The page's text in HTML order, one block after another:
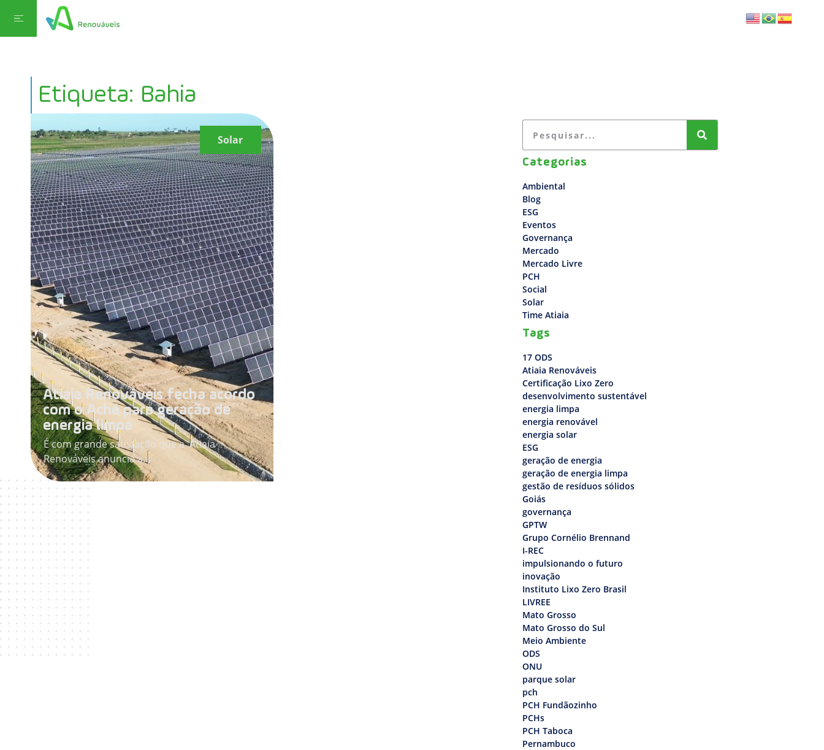
Etiqueta: Bahia
Solar
Atiaia Renováveis fecha acordo
com o Aché para geração de
energia limpa
É com grande satisfação que a Atiaia
Renováveis anuncia a...
Categorias
Ambiental
Blog
ESG
Eventos
Governança
Mercado
Mercado Livre
PCH
Social
Solar
Time Atiaia
Tags
17 ODS
Atiaia Renováveis
Certificação Lixo Zero
desenvolvimento sustentável
energia limpa
energia renovável
energia solar
ESG
geração de energia
geração de energia limpa
gestão de resíduos sólidos
Goiás
governança
GPTW
Grupo Cornélio Brennand
I-REC
impulsionando o futuro
inovação
Instituto Lixo Zero Brasil
LIVREE
Mato Grosso
Mato Grosso do Sul
Meio Ambiente
ODS
ONU
parque solar
pch
PCH Fundãozinho
PCHs
PCH Taboca
Pernambuco